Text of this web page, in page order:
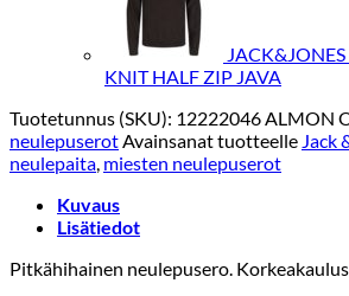
KNIT HALF ZIP JAVA
Tuotetunnus (SKU): 12222046 ALMON
neulepuserotAvainsanat tuotteelle Jack
neulepaita, miesten neulepuserot
Kuvaus
Lisätiedot
Pitkähihainen neulepusero.